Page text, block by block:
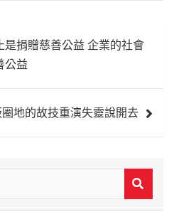
是捐贈慈善公益 企業的社會
公益
地的故技重演失靈說開去